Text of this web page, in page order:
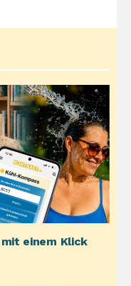
einem Klick